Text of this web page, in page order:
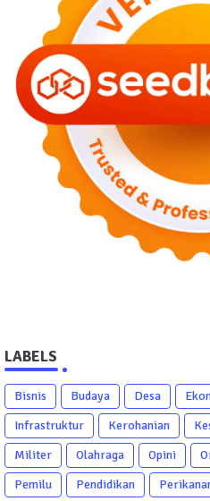
LABELS
Bisnis Budaya Desa
Infrastruktur
Kerohanian
Militer
Olahraga Opini
Pemilu
Pendidikan